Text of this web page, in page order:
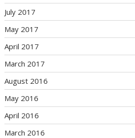
July 2017
May 2017
April 2017
March 2017
August 2016
May 2016
April 2016
March 2016